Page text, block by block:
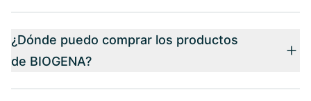
¿Dónde puedo comprar los productos
de BIOGENA?